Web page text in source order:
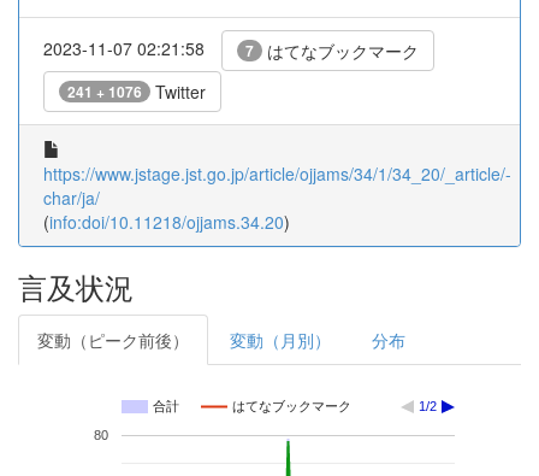
2023-11-07 02:21:58 7 はてなブックマーク
241 + 1076 Twitter
https://www.jstage.jst.go.jp/article/ojjams/34/1/34_20/_article/-
char/ja/
(info:doi/10.11218/ojjams.34.20)
言及状況
変動（ピーク前後） 変動（月別） 分布
合計 はてなブックマーク 1/2
80